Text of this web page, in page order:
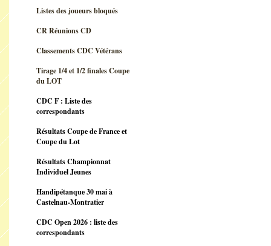
Listes des joueurs bloqués
CR Réunions CD
Classements CDC Vétérans
Tirage 1/4 et 1/2 finales Coupe
du LOT
CDC F : Liste des
correspondants
Résultats Coupe de France et
Coupe du Lot
Résultats Championnat
Individuel Jeunes
Handipétanque 30 mai à
Castelnau-Montratier
CDC Open 2026 : liste des
correspondants